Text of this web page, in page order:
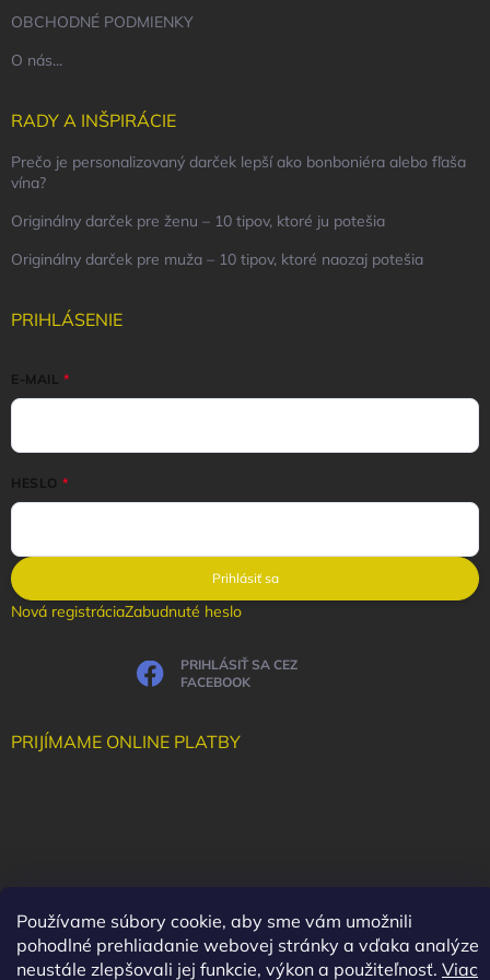
Používame súbory cookie, aby sme vám umožnili
pohodlné prehliadanie webovej stránky a vďaka analýze
neustále zlepšovali jej funkcie, výkon a použiteľnosť. Viac
OBCHODNÉ PODMIENKY
O nás...
RADY A INŠPIRÁCIE
Prečo je personalizovaný darček lepší ako bonboniéra alebo fľaša
vína?
Originálny darček pre ženu – 10 tipov, ktoré ju potešia
Originálny darček pre muža – 10 tipov, ktoré naozaj potešia
PRIHLÁSENIE
E-MAIL
HESLO
Prihlásiť sa
Nová registráciaZabudnuté heslo
PRIHLÁSIŤ SA CEZ
FACEBOOK
PRIJÍMAME ONLINE PLATBY